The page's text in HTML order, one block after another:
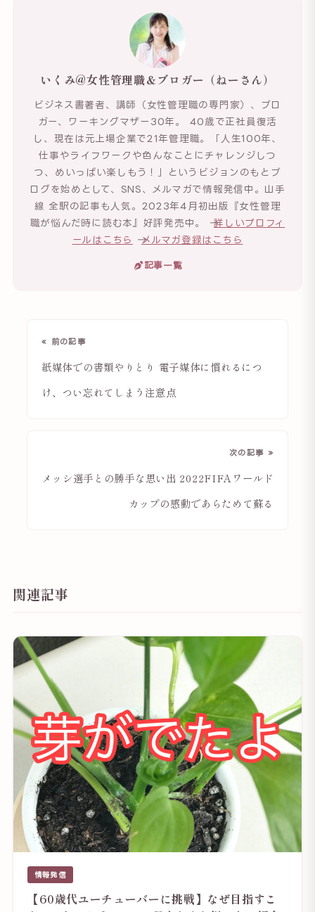
いくみ@女性管理職＆ブロガー（ねーさん）
ビジネス書著者、講師（女性管理職の専門家）、ブロ
ガー、ワーキングマザー30年。 40歳で正社員復活
し、現在は元上場企業で21年管理職。「人生100年、
仕事やライフワークや色んなことにチャレンジしつ
つ、めいっぱい楽しもう！」というビジョンのもとブ
ログを始めとして、SNS、メルマガで情報発信中。山手
線 全駅の記事も人気。2023年4月初出版『女性管理
職が悩んだ時に読む本』好評発売中。 →詳しいプロフィ
ールはこちら
→メルマガ登録はこちら
記事一覧
« 前の記事
紙媒体での書類やりとり 電子媒体に慣れるにつ
け、つい忘れてしまう注意点
次の記事 »
メッシ選手との勝手な思い出 2022FIFAワールド
カップの感動であらためて蘇る
関連記事
情報発信
【60歳代ユーチューバーに挑戦】なぜ目指すこ